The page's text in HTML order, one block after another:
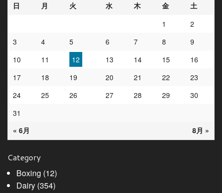
日 月 火 水 木 金 土
« 6月 8月 »
1
2
3
4 5 6 7 8
9
10
11 12 13 14 15
16
17
18 19 20 21 22
23
24
25 26 27 28 29
30
31
Category
Boxing (12)
Dairy(354)